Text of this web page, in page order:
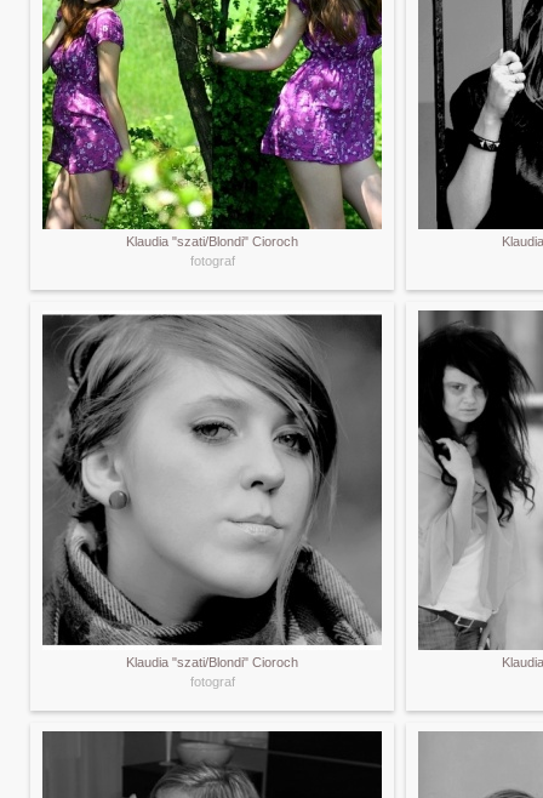
Klaudia "szati/Blondi" Cioroch
fotograf
Klaudia "szati/Blondi" Cioroch
fotograf